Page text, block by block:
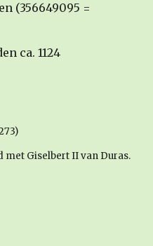
(356649095 =
ca. 1124
met Giselbert II van Duras.